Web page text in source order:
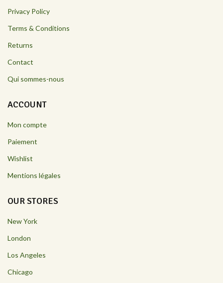
Privacy Policy
Terms & Conditions
Returns
Contact
Qui sommes-nous
ACCOUNT
Mon compte
Paiement
Wishlist
Mentions légales
OUR STORES
New York
London
Los Angeles
Chicago